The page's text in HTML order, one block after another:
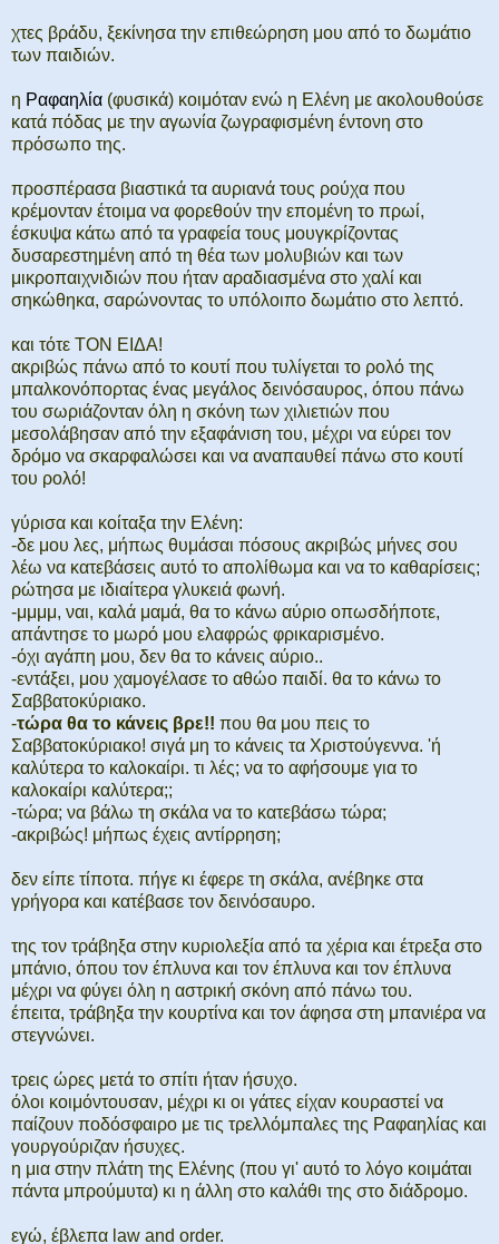
χτες βράδυ, ξεκίνησα την επιθεώρηση μου από το δωμάτιο
των παιδιών.
η Ραφαηλία (φυσικά) κοιμόταν ενώ η Ελένη με ακολουθούσε
κατά πόδας με την αγωνία ζωγραφισμένη έντονη στο
πρόσωπο της.
προσπέρασα βιαστικά τα αυριανά τους ρούχα που
κρέμονταν έτοιμα να φορεθούν την επομένη το πρωί,
έσκυψα κάτω από τα γραφεία τους μουγκρίζοντας
δυσαρεστημένη από τη θέα των μολυβιών και των
μικροπαιχνιδιών που ήταν αραδιασμένα στο χαλί και
σηκώθηκα, σαρώνοντας το υπόλοιπο δωμάτιο στο λεπτό.
και τότε ΤΟΝ ΕΙΔΑ!
ακριβώς πάνω από το κουτί που τυλίγεται το ρολό της
μπαλκονόπορτας ένας μεγάλος δεινόσαυρος, όπου πάνω
του σωριάζονταν όλη η σκόνη των χιλιετιών που
μεσολάβησαν από την εξαφάνιση του, μέχρι να εύρει τον
δρόμο να σκαρφαλώσει και να αναπαυθεί πάνω στο κουτί
του ρολό!
γύρισα και κοίταξα την Ελένη:
-δε μου λες, μήπως θυμάσαι πόσους ακριβώς μήνες σου
λέω να κατεβάσεις αυτό το απολίθωμα και να το καθαρίσεις;
ρώτησα με ιδιαίτερα γλυκειά φωνή.
-μμμμ, ναι, καλά μαμά, θα το κάνω αύριο οπωσδήποτε,
απάντησε το μωρό μου ελαφρώς φρικαρισμένο.
-όχι αγάπη μου, δεν θα το κάνεις αύριο..
-εντάξει, μου χαμογέλασε το αθώο παιδί. θα το κάνω το
Σαββατοκύριακο.
-τώρα θα το κάνεις βρε!! που θα μου πεις το
Σαββατοκύριακο! σιγά μη το κάνεις τα Χριστούγεννα. 'ή
καλύτερα το καλοκαίρι. τι λές; να το αφήσουμε για το
καλοκαίρι καλύτερα;;
-τώρα; να βάλω τη σκάλα να το κατεβάσω τώρα;
-ακριβώς! μήπως έχεις αντίρρηση;
δεν είπε τίποτα. πήγε κι έφερε τη σκάλα, ανέβηκε στα
γρήγορα και κατέβασε τον δεινόσαυρο.
της τον τράβηξα στην κυριολεξία από τα χέρια και έτρεξα στο
μπάνιο, όπου τον έπλυνα και τον έπλυνα και τον έπλυνα
μέχρι να φύγει όλη η αστρική σκόνη από πάνω του.
έπειτα, τράβηξα την κουρτίνα και τον άφησα στη μπανιέρα να
στεγνώνει.
τρεις ώρες μετά το σπίτι ήταν ήσυχο.
όλοι κοιμόντουσαν, μέχρι κι οι γάτες είχαν κουραστεί να
παίζουν ποδόσφαιρο με τις τρελλόμπαλες της Ραφαηλίας και
γουργούριζαν ήσυχες.
η μια στην πλάτη της Ελένης (που γι' αυτό το λόγο κοιμάται
πάντα μπρούμυτα) κι η άλλη στο καλάθι της στο διάδρομο.
εγώ, έβλεπα law and order.